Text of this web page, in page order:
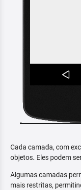
Cada camada, com
objetos. Eles podem
Algumas camadas
mais restritas,